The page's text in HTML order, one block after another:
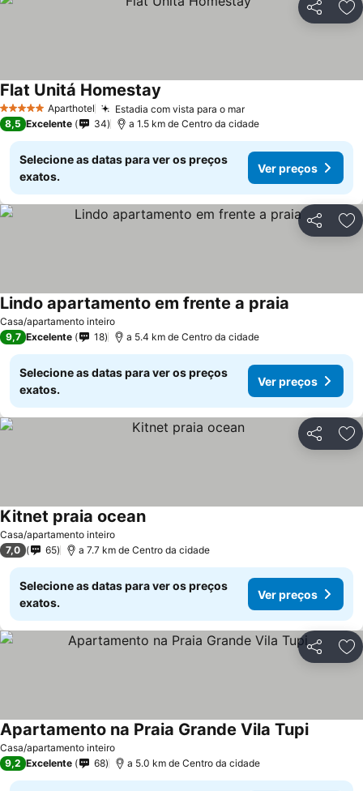
Partilhar
5 Estrelas Aparthotel Estadia com vista para o marVer preços
Flat Unitá Homestay
8,5 Excelente 34 a 1.5 km de Centro da cidade
Selecione as datas para ver os preços
exatos.
Ver preços
Partilhar
Casa/apartamento inteiro
Lindo apartamento em frente a praia
9,7 Excelente 18 a 5.4 km de Centro da cidade
Selecione as datas para ver os preços
exatos.
Ver preços
Partilhar
Casa/apartamento inteiro
Kitnet praia oceanVer preços
7,0 65 a 7.7 km de Centro da cidade
Selecione as datas para ver os preços
exatos.
Ver preços
Partilhar
Casa/apartamento inteiro
Apartamento na Praia Grande Vila TupiVer
9,2 Excelente 68 a 5.0 km de Centro da cidade